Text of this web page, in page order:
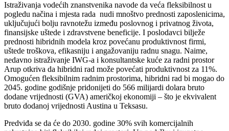
Istraživanja vodećih znanstvenika navode da veća fleksibilnost u
pogledu načina i mjesta rada nudi mnoštvo prednosti zaposlenicima,
uključujući bolju ravnotežu između poslovnog i privatnog života,
finansijske uštede i zdravstvene beneficije. I poslodavci bilježe
prednosti hibridnih modela kroz povećanu produktivnost firmi,
uštede troškova, efikasniju i angažovaniju radnu snagu. Naime,
nedavno istraživanje IWG-a i konsultantske kuće za radni prostor
Arup otkriva da hibridni rad može povećati produktivnost za 11%.
Omogućen fleksibilnim radnim prostorima, hibridni rad bi mogao do
2045. godine godišnje pridonijeti do 566 milijardi dolara bruto
dodane vrijednosti (GVA) američkoj ekonomiji – što je ekvivalent
bruto dodanoj vrijednosti Austina u Teksasu.
Predviđa se da će do 2030. godine 30% svih komercijalnih